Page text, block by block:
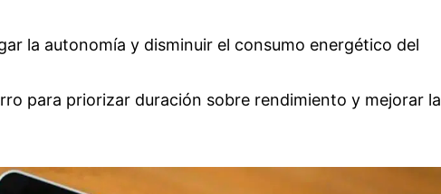
la autonomía y disminuir el consumo energético del
para priorizar duración sobre rendimiento y mejorar la